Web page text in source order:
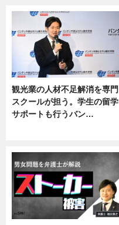
観光業の人材不足解消を専門
スクールが担う。学生の留学
サポートも行うバン…